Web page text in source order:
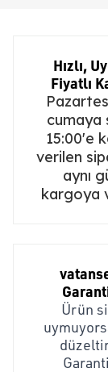
Hızlı,
Fiyatlı
cumaya
15:00'e
verilen
aynı
kargoya
Ürün